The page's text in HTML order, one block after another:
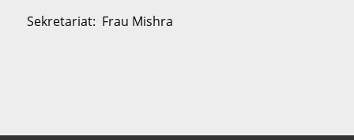
Sekretariat: Frau Mishra